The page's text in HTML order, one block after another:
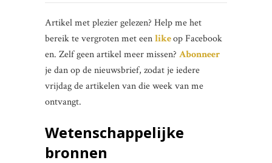
Artikel met plezier gelezen? Help me het
bereik te vergroten met eenlikeop Facebook
en. Zelf geen artikel meer missen? Abonneer
je dan op de nieuwsbrief, zodat je iedere
vrijdag de artikelen van die week van me
ontvangt.
Wetenschappelijke
bronnen